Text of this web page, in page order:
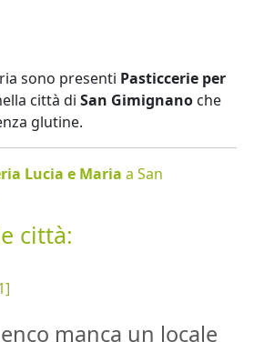
sono presenti Pasticcerie per
città di San Gimignano che
glutine.
Lucia e Maria a San
città:
manca un locale